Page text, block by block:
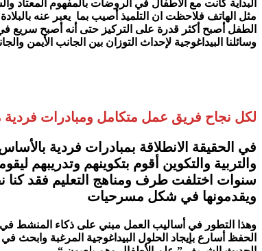
البداية كانت مع الأطفال في الروضات بالمفهوم
مثل الهاتف فلاحظت ان التلميذ أصيب بما يعبر عنه
الطفل أصبح أكثر قدرة على التركيز حتى أنه أصبح سريع
وسائلنا البيداغوجية لإحداث التوزان بين الجانب الأيمن
لكل نجاح فريق عمل متكامل ومبادرات فردية
في الحقيقة الانطلاقة بمبادرات فردية
والتربية والتكوين أقوم بتكوينهم وتدريبهم
سنوات اختلفت طرف ومناهج التعليم فقد كنا
ويقدمونها في شكل مسرحيات
وهذا التطور في أساليب العمل مبني على ذكاء المنشط في
الحفظ أسارع بإيجاد الحلول البيداغوجية المرغبة وابحث